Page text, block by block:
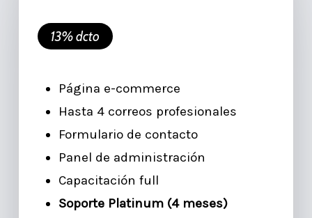
13% dcto
Página e-commerce
Hasta 4 correos profesionales
Formulario de contacto
Panel de administración
Capacitación full
Soporte Platinum (4 meses)